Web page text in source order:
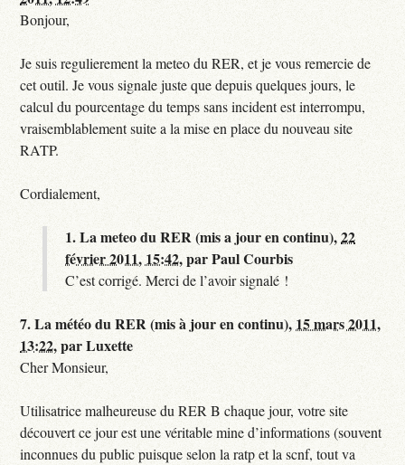
Bonjour,
Je suis regulierement la meteo du RER, et je vous remercie de
cet outil. Je vous signale juste que depuis quelques jours, le
calcul du pourcentage du temps sans incident est interrompu,
vraisemblablement suite a la mise en place du nouveau site
RATP.
Cordialement,
1.La meteo du RER (mis a jour en continu),22
février 2011, 15:42,parPaul Courbis
C’est corrigé. Merci de l’avoir signalé !
7.La météo du RER (mis à jour en continu), 15 mars 2011,
13:22,parLuxette
Cher Monsieur,
Utilisatrice malheureuse du RER B chaque jour, votre site
découvert ce jour est une véritable mine d’informations (souvent
inconnues du public puisque selon la ratp et la scnf, tout va